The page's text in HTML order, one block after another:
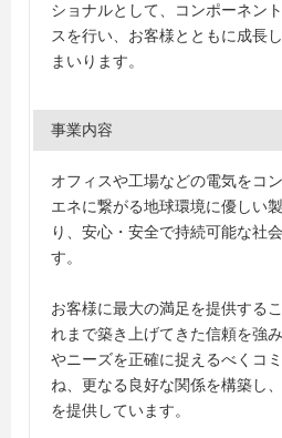
ショナルとして、コンポーネン
スを行い、お客様とともに成長
まいります。
事業内容
オフィスや工場などの電気をコ
エネに繋がる地球環境に優しい
り、安心・安全で持続可能な社
す。
お客様に最大の満足を提供する
れまで築き上げてきた信頼を強
やニーズを正確に捉えるべくコ
ね、更なる良好な関係を構築し
を提供しています。